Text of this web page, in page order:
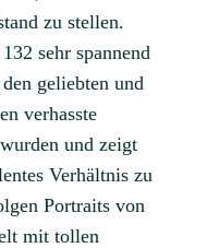
zu stellen.
sehr spannend
geliebten und
verhasste
und zeigt
Verhältnis zu
Portraits von
mit tollen